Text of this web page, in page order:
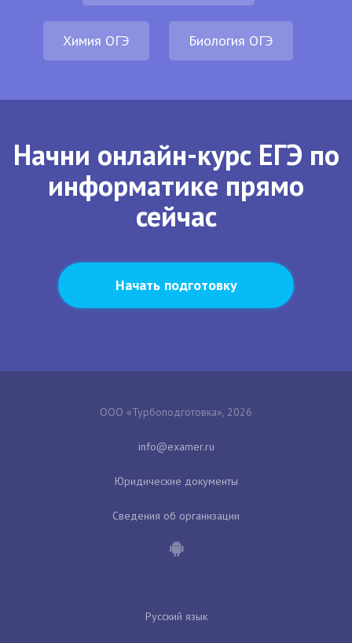
Химия ОГЭ Биология ОГЭ
Начни онлайн-курс ЕГЭ по
информатике прямо
сейчас
Начать подготовку
ООО «Турбоподготовка», 2026
Юридические документы
Сведения об организации
Русский язык